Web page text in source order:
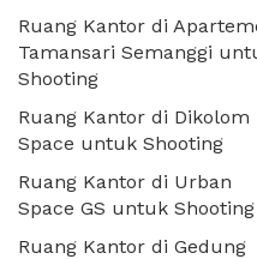
Ruang Kantor di
Tamansari Semanggi
Shooting
Ruang Kantor di Dikolom
Space untuk Shooting
Ruang Kantor di Urban
Space GS untuk Shooting
Ruang Kantor di Gedung